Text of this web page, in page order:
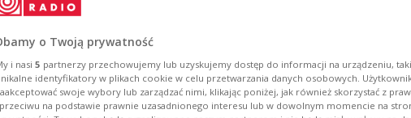
NOWOŚCI
o Twoją prywatność
i nasi 5 partnerzy przechowujemy lub uzyskujemy dostęp do informacji na urządzeniu,
identyfikatory w plikach cookie w celu przetwarzania danych osobowych.
swoje wybory lub zarządzać nimi, klikając poniżej, jak również skorzystać z
na podstawie prawnie uzasadnionego interesu lub w dowolnym momencie na